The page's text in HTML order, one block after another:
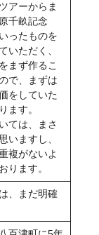
アーからま
千畝記念
ったものを
いただく、
まず作るこ
で、まずは
をしていた
ます。
ては、まさ
いますし、
複がないよ
ります。
、まだ明確